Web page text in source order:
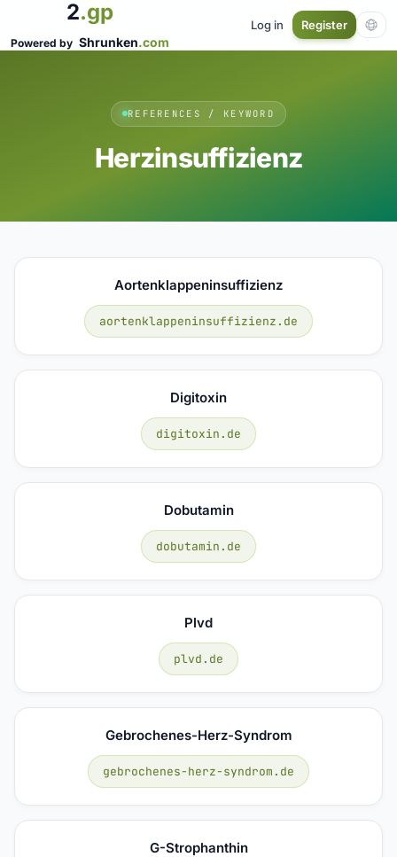
2.gp
Powered by Shrunken.com
Log in Register
REFERENCES / KEYWORD
Herzinsuffizienz
Aortenklappeninsuffizienz
aortenklappeninsuffizienz.de
Digitoxin
digitoxin.de
Dobutamin
dobutamin.de
Plvd
plvd.de
Gebrochenes-Herz-Syndrom
gebrochenes-herz-syndrom.de
G-Strophanthin